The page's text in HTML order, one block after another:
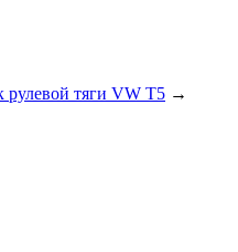
тяги VW T5 →